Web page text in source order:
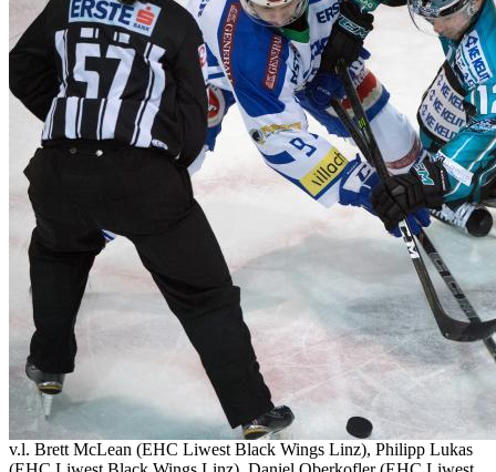
v.l. Brett McLean (EHC Liwest Black Wings Linz), Philipp Lukas